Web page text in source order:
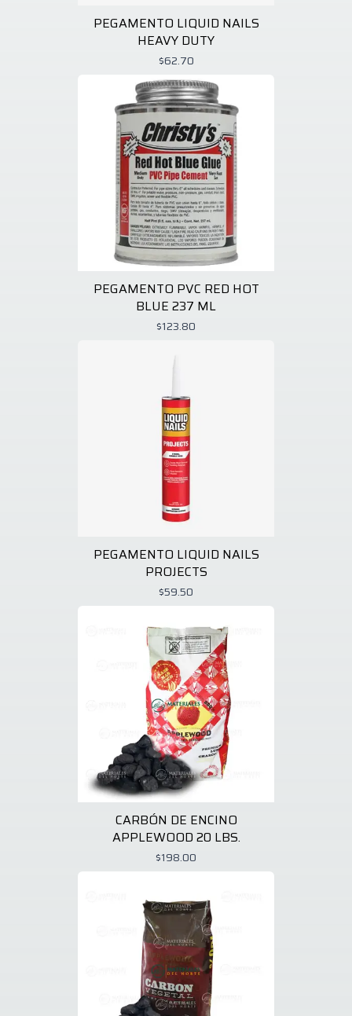
PEGAMENTO LIQUID NAILS
HEAVY DUTY
$62.70
PEGAMENTO PVC RED HOT
BLUE 237 ML
$123.80
PEGAMENTO LIQUID NAILS
PROJECTS
$59.50
CARBÓN DE ENCINO
APPLEWOOD 20 LBS.
$198.00